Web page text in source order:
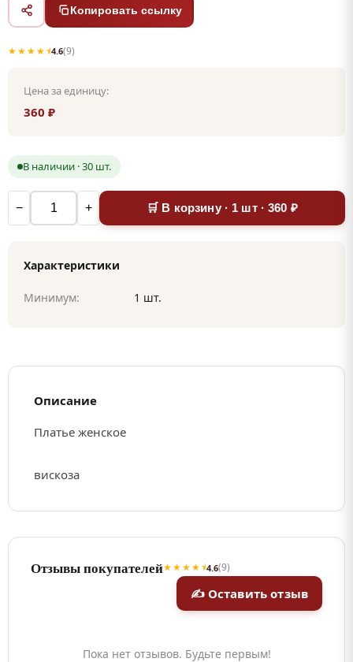
Копировать ссылку
★★★★⯨4.6(9)
Цена за единицу:
360 ₽
В наличии · 30 шт.
− + 🛒 В корзину · 1 шт · 360 ₽
Характеристики
Минимум: 1 шт.
Описание
Платье женское
вискоза
Отзывы покупателей★★★★⯨4.6(9)
✍ Оставить отзыв
Пока нет отзывов. Будьте первым!